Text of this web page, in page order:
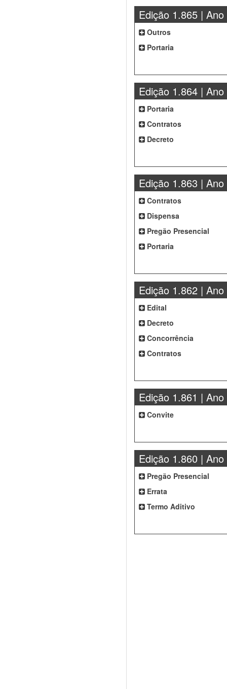
Edição 1.865 | Ano
Outros
Portaria
Edição 1.864 | Ano
Portaria
Contratos
Decreto
Edição 1.863 | Ano
Contratos
Dispensa
Pregão Presencial
Portaria
Edição 1.862 | Ano
Edital
Decreto
Concorrência
Contratos
Edição 1.861 | Ano
Convite
Edição 1.860 | Ano
Pregão Presencial
Errata
Termo Aditivo